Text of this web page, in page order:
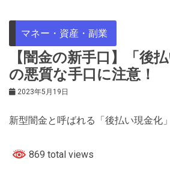
マネー・資産・副業
【闇金の新手口】「後
の悪質な手口に注意！
2023年5月19日
新型闇金と呼ばれる「後払い現金化
869 total views